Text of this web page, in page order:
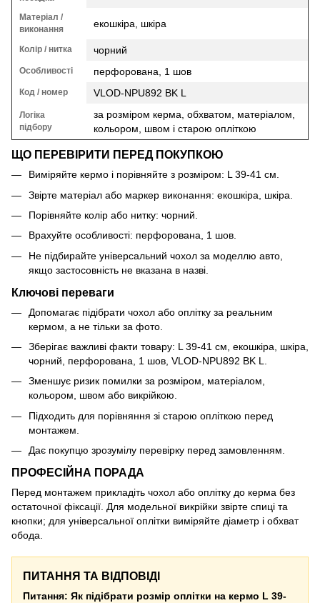
Матеріал /
виконання
екошкіра, шкіра
Колір / нитка чорний
Особливості перфорована, 1 шов
Код / номер VLOD-NPU892 BK L
Логіка
підбору
за розміром керма, обхватом, матеріалом,
кольором, швом і старою опліткою
ЩО ПЕРЕВІРИТИ ПЕРЕД ПОКУПКОЮ
Виміряйте кермо і порівняйте з розміром: L 39-41 см.
Звірте матеріал або маркер виконання: екошкіра, шкіра.
Порівняйте колір або нитку: чорний.
Врахуйте особливості: перфорована, 1 шов.
Не підбирайте універсальний чохол за моделлю авто,
якщо застосовність не вказана в назві.
Ключові переваги
Допомагає підібрати чохол або оплітку за реальним
кермом, а не тільки за фото.
Зберігає важливі факти товару: L 39-41 см, екошкіра, шкіра,
чорний, перфорована, 1 шов, VLOD-NPU892 BK L.
Зменшує ризик помилки за розміром, матеріалом,
кольором, швом або викрійкою.
Підходить для порівняння зі старою опліткою перед
монтажем.
Дає покупцю зрозумілу перевірку перед замовленням.
ПРОФЕСІЙНА ПОРАДА
Перед монтажем прикладіть чохол або оплітку до керма без
остаточної фіксації. Для модельної викрійки звірте спиці та
кнопки; для універсальної оплітки виміряйте діаметр і обхват
обода.
ПИТАННЯ ТА ВІДПОВІДІ
Питання: Як підібрати розмір оплітки на кермо L 39-